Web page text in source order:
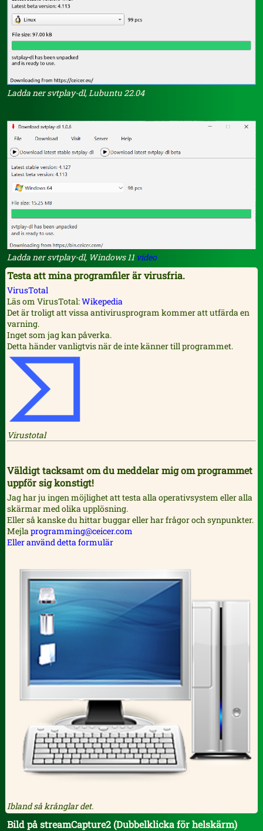
Ladda ner svtplay-dl, Lubuntu 22.04
Ladda ner svtplay-dl, Windows 11video
Testa att mina programfiler är virusfria.
VirusTotal
Läs om VirusTotal:Wikepedia
Det är troligt att vissa antivirusprogram kommer att utfärda en
varning.
Inget som jag kan påverka.
Detta händer vanligtvis när de inte känner till programmet.
Virustotal
Väldigt tacksamt om du meddelar mig om programmet
uppför sig konstigt!
Jag har ju ingen möjlighet att testa alla operativsystem eller alla
skärmar med olika upplösning.
Eller så kanske du hittar buggar eller har frågor och synpunkter.
Mejlaprogramming@ceicer.com
Eller använd detta formulär
Ibland så krånglar det.
Bild på streamCapture2 (Dubbelklicka för helskärm)